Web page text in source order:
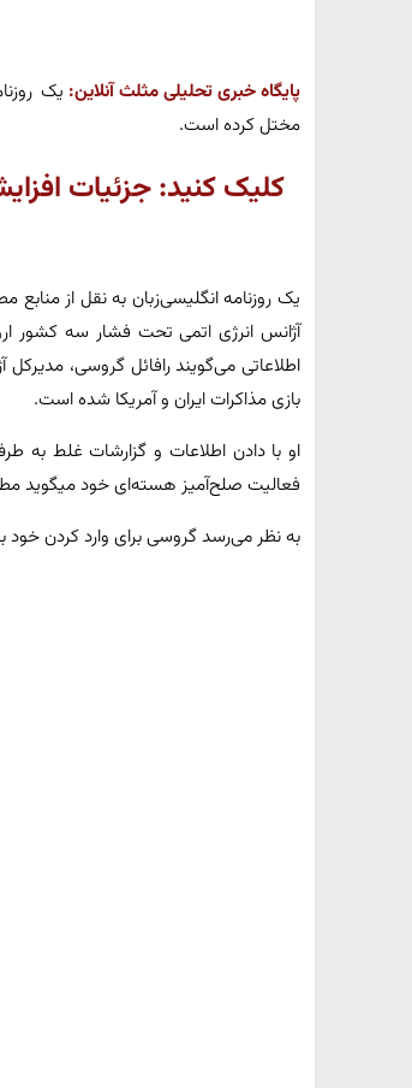
پایگاه خبری تحلیلی مثلث آنلاین: یک
مختل کرده است.
یک روزنامه انگلیسی‌زبان به نقل از منابع
آژانس انرژی اتمی تحت فشار سه کشور
اطلاعاتی می‌گویند رافائل گروسی،
بازی مذاکرات ایران و آمریکا شده است.
او با دادن اطلاعات و گزارشات غلط به
فعالیت صلح‌آمیز هسته‌ای خود میگوید
به نظر می‌رسد گروسی برای وارد کردن